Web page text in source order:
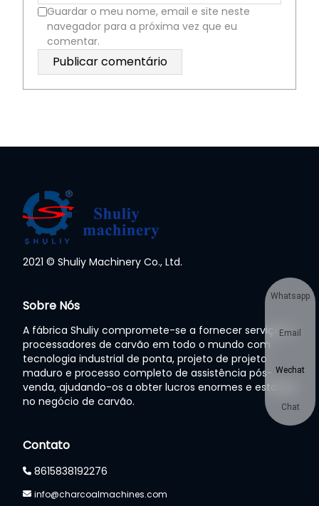
Guardar o meu nome, email e site neste
navegador para a próxima vez que eu
comentar.
2021 © Shuliy Machinery Co., Ltd.
Sobre Nós
A fábrica Shuliy compromete-se a fornecer serviços a
processadores de carvão em todo o mundo com
tecnologia industrial de ponta, projeto de projeto
maduro e processo completo de assistência pós-
venda, ajudando-os a obter lucros enormes e estáveis
no negócio de carvão.
Contato
8615838192276
info@charcoalmachines.com
Whatsapp
Email
Wechat
Chat